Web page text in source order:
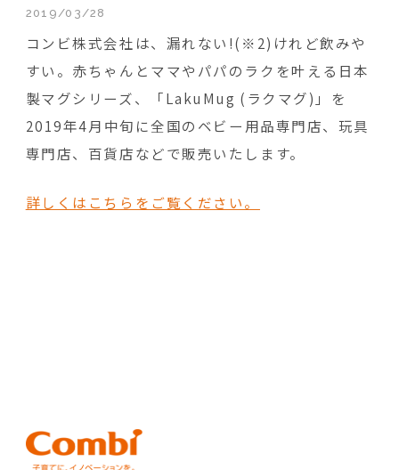
2019/03/28
コンビ株式会社は、漏れない!(※2)けれど飲みや
すい。赤ちゃんとママやパパのラクを叶える日本
製マグシリーズ、「LakuMug (ラクマグ)」を
2019年4月中旬に全国のベビー用品専門店、玩具
専門店、百貨店などで販売いたします。
詳しくはこちらをご覧ください。